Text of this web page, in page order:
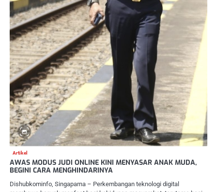
Artikel
AWAS MODUS JUDI ONLINE KINI MENYASAR ANAK MUDA,
BEGINI CARA MENGHINDARINYA
Dishubkominfo, Singaparna – Perkembangan teknologi digital